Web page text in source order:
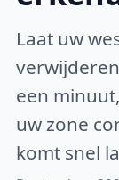
Laat uw
een
uw zone
komt snel